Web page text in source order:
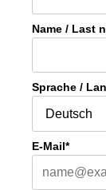
Name / Last
Sprache /
E-Mail*